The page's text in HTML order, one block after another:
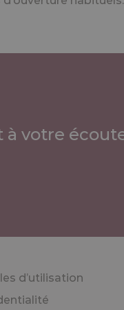
à votre
d’utilisation